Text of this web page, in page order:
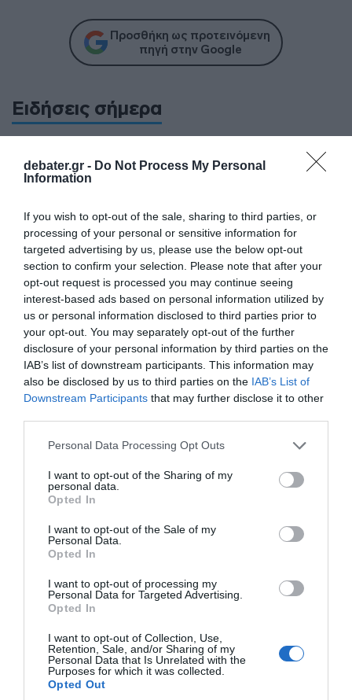
debater.gr - Do Not Process My Personal
Information
If you wish to opt-out of the sale, sharing to third parties, or
processing of your personal or sensitive information for
targeted advertising by us, please use the below opt-out
section to confirm your selection. Please note that after your
opt-out request is processed you may continue seeing
interest-based ads based on personal information utilized by
us or personal information disclosed to third parties prior to
your opt-out. You may separately opt-out of the further
disclosure of your personal information by third parties on the
IAB’s list of downstream participants. This information may
also be disclosed by us to third parties on the IAB’s List of
Downstream Participants that may further disclose it to other
Please note that this website/app uses one or more Google
not limited to your visit or usage behaviour. You may click to
grant or deny consent to Google and its third-party tags to
use your data for below specified purposes in below Google
consent section.
Personal Data Processing Opt Outs
I want to opt-out of the Sharing of my
personal data.
Opted In
I want to opt-out of the Sale of my
Personal Data.
Opted In
I want to opt-out of processing my
Personal Data for Targeted Advertising.
Opted In
I want to opt-out of Collection, Use,
Retention, Sale, and/or Sharing of my
Personal Data that Is Unrelated with the
Purposes for which it was collected.
Opted Out
Προσθήκη ως προτεινόμενη
πηγή στην Google
Ειδήσεις σήμερα
βρίσκεται η Ελλάδα στη μεγάλη
Ο “χάρτης” των πληρωμών από τον e-
ΕΦΚΑ και τη ΔΥΠΑ έως τις 14 Αυγούστου
Health Monitoring: Η εθνική υποδομή για
αξιοποίηση δεδομένων υγείας προς
όφελος των πολιτών
ΠΑΣΟΚ: “Τα επιχειρήματα και οι πίνακες
του κ. Σκέρτσου διαρκούν μέχρι τα
επόμενα που αναιρούν τα προηγούμενα”
και μάθετε πρώτοι όλες τις ειδήσεις
Share
ΕΒΡΟΣ ΝΙΚΟΣ ΔΕΝΔΙΑΣ